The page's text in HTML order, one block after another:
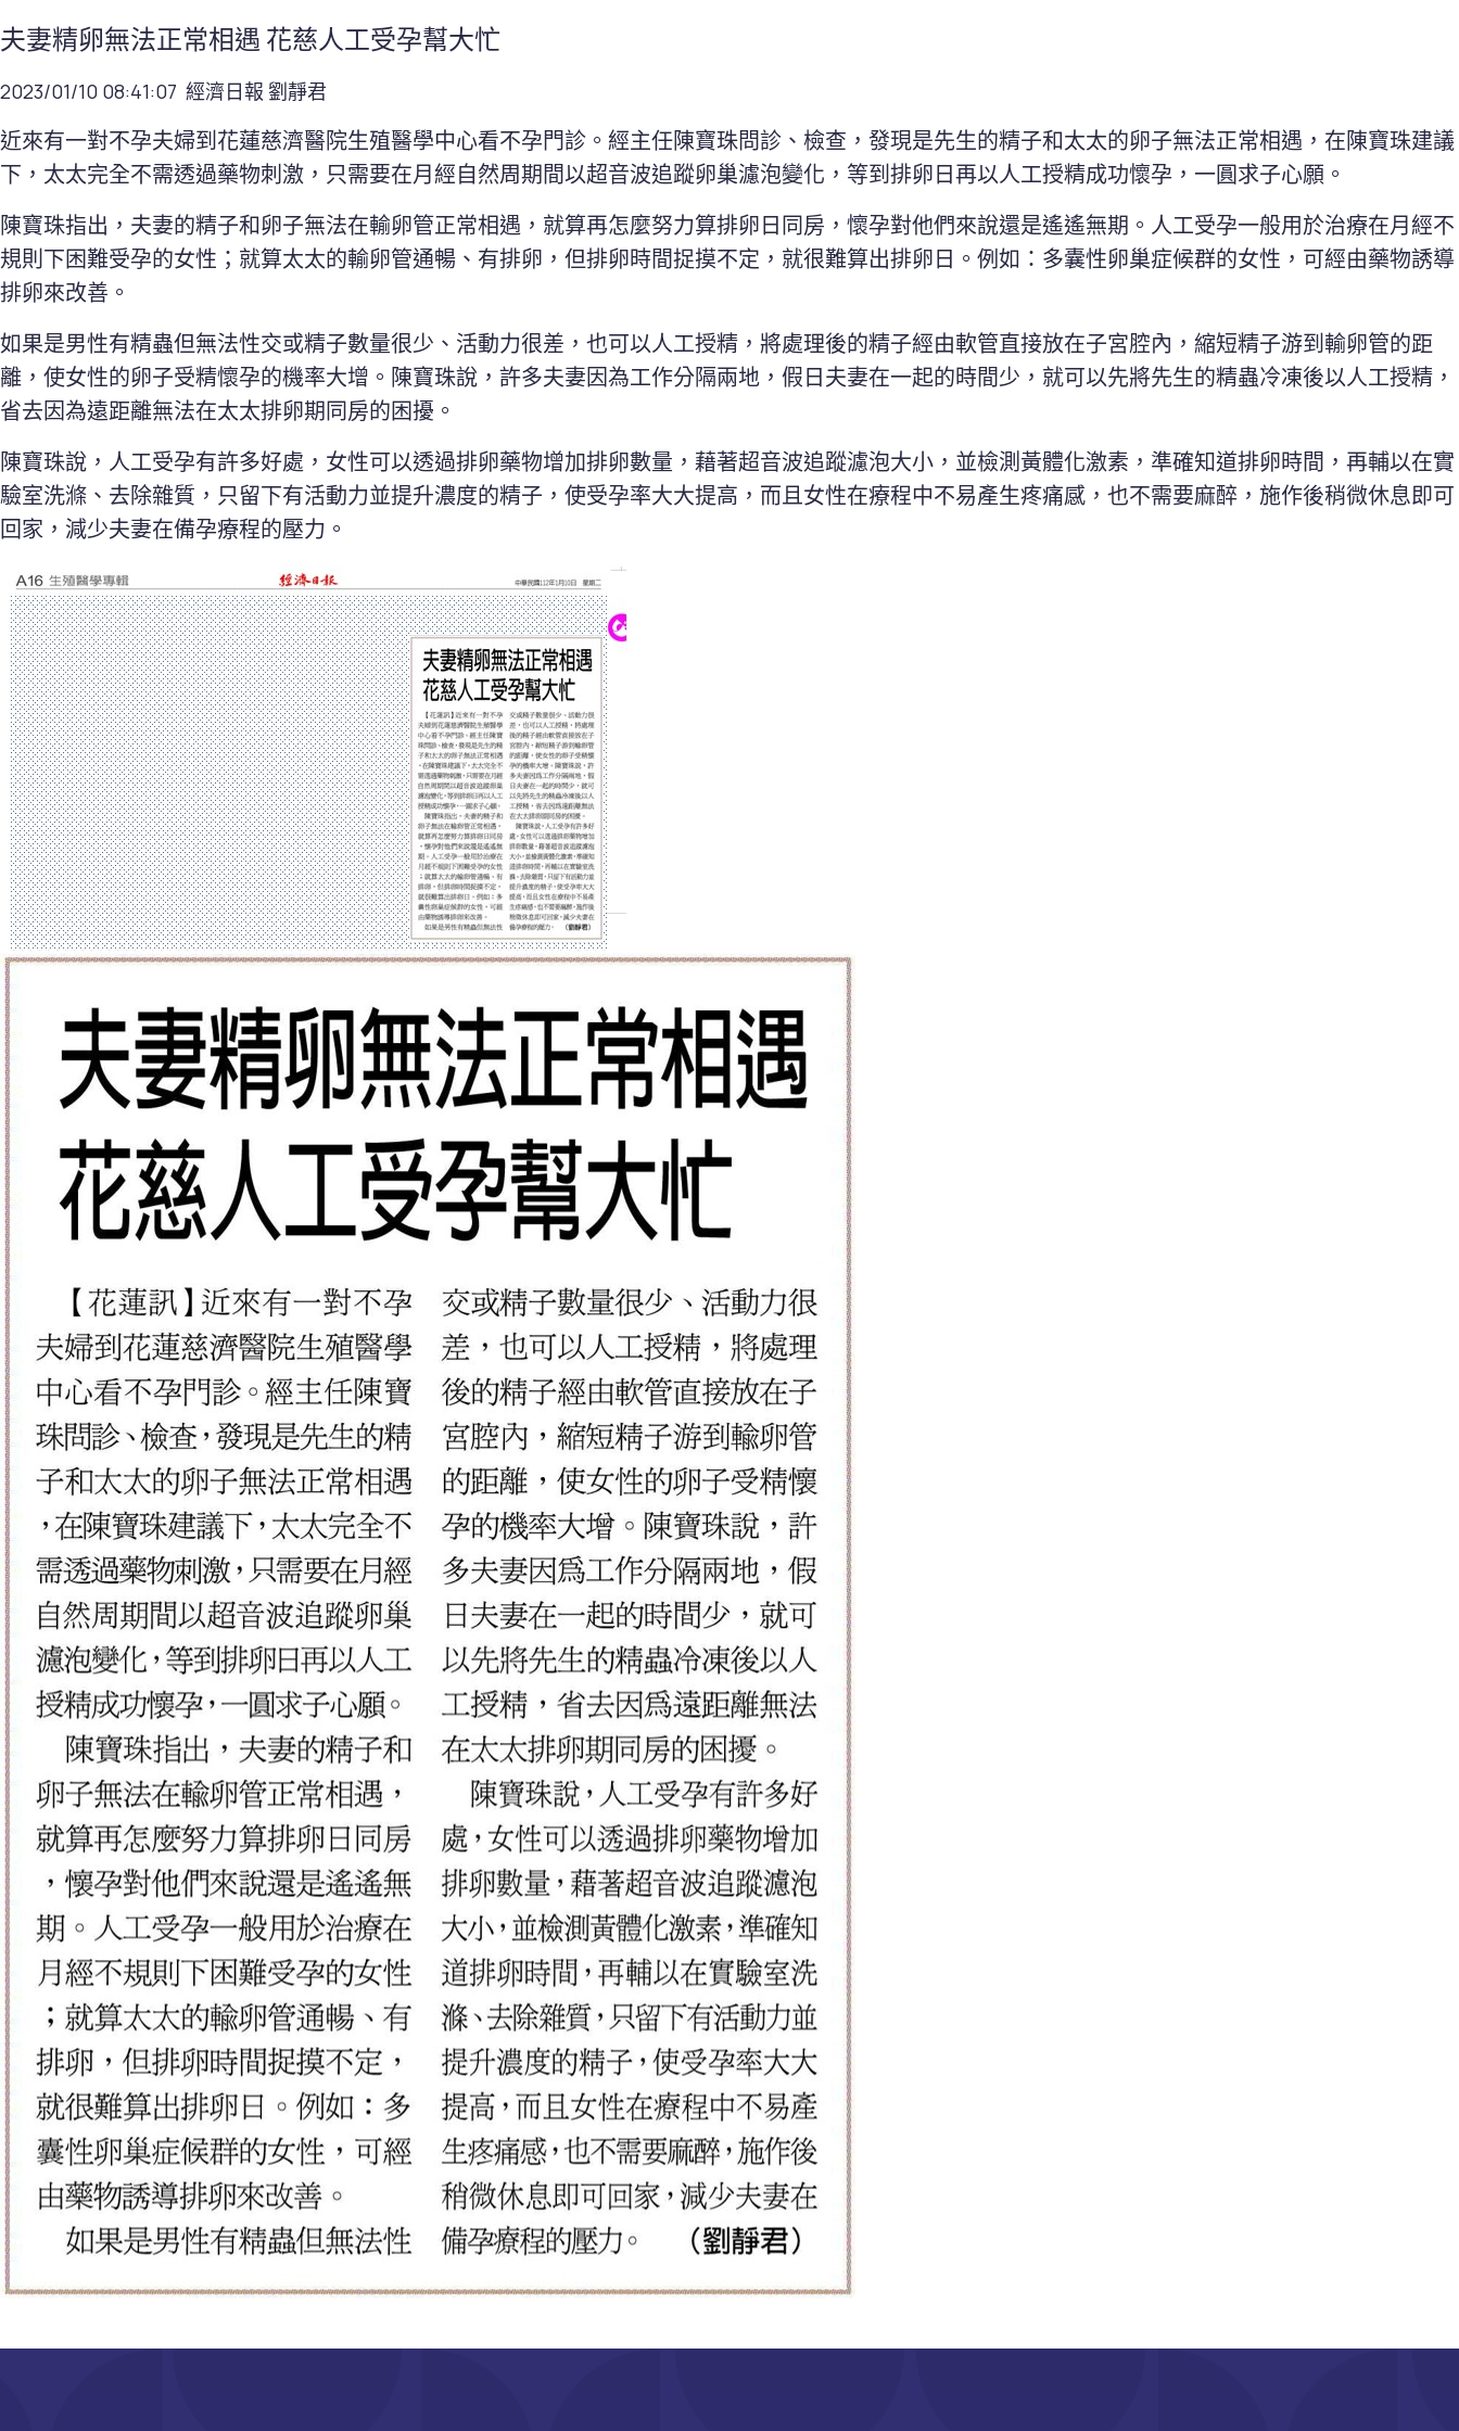
夫妻精卵無法正常相遇 花慈人工受孕幫大忙
2023/01/10 08:41:07 經濟日報 劉靜君
近來有一對不孕夫婦到花蓮慈濟醫院生殖醫學中心看不孕門診。經主任陳寶珠問診、檢查，發現是先生的精子和太太的卵子無法正常相遇，在陳寶珠建議
下，太太完全不需透過藥物刺激，只需要在月經自然周期間以超音波追蹤卵巢濾泡變化，等到排卵日再以人工授精成功懷孕，一圓求子心願。
陳寶珠指出，夫妻的精子和卵子無法在輸卵管正常相遇，就算再怎麼努力算排卵日同房，懷孕對他們來說還是遙遙無期。人工受孕一般用於治療在月經不
規則下困難受孕的女性；就算太太的輸卵管通暢、有排卵，但排卵時間捉摸不定，就很難算出排卵日。例如：多囊性卵巢症候群的女性，可經由藥物誘導
排卵來改善。
如果是男性有精蟲但無法性交或精子數量很少、活動力很差，也可以人工授精，將處理後的精子經由軟管直接放在子宮腔內，縮短精子游到輸卵管的距
離，使女性的卵子受精懷孕的機率大增。陳寶珠說，許多夫妻因為工作分隔兩地，假日夫妻在一起的時間少，就可以先將先生的精蟲冷凍後以人工授精，
省去因為遠距離無法在太太排卵期同房的困擾。
陳寶珠說，人工受孕有許多好處，女性可以透過排卵藥物增加排卵數量，藉著超音波追蹤濾泡大小，並檢測黃體化激素，準確知道排卵時間，再輔以在實
驗室洗滌、去除雜質，只留下有活動力並提升濃度的精子，使受孕率大大提高，而且女性在療程中不易產生疼痛感，也不需要麻醉，施作後稍微休息即可
回家，減少夫妻在備孕療程的壓力。